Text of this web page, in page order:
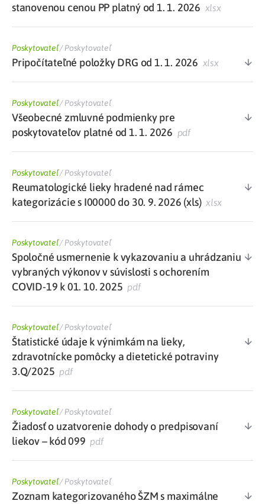
stanovenou cenou PP platný od 1. 1. 2026 xlsx
Poskytovateľ/Poskytovateľ
Pripočítateľné položky DRG od 1. 1. 2026 xlsx
Poskytovateľ/Poskytovateľ
Všeobecné zmluvné podmienky pre
poskytovateľov platné od 1. 1. 2026 pdf
Poskytovateľ/Poskytovateľ
Reumatologické lieky hradené nad rámec
kategorizácie s I00000 do 30. 9. 2026 (xls)xlsx
Poskytovateľ/Poskytovateľ
Spoločné usmernenie k vykazovaniu a uhrádzaniu
vybraných výkonov v súvislosti s ochorením
COVID-19 k 01. 10. 2025 pdf
Poskytovateľ/Poskytovateľ
Štatistické údaje k výnimkám na lieky,
zdravotnícke pomôcky a dietetické potraviny
3.Q/2025 pdf
Poskytovateľ/Poskytovateľ
Žiadosť o uzatvorenie dohody o predpisovaní
liekov – kód 099 pdf
Poskytovateľ/Poskytovateľ
Zoznam kategorizovaného ŠZM s maximálne